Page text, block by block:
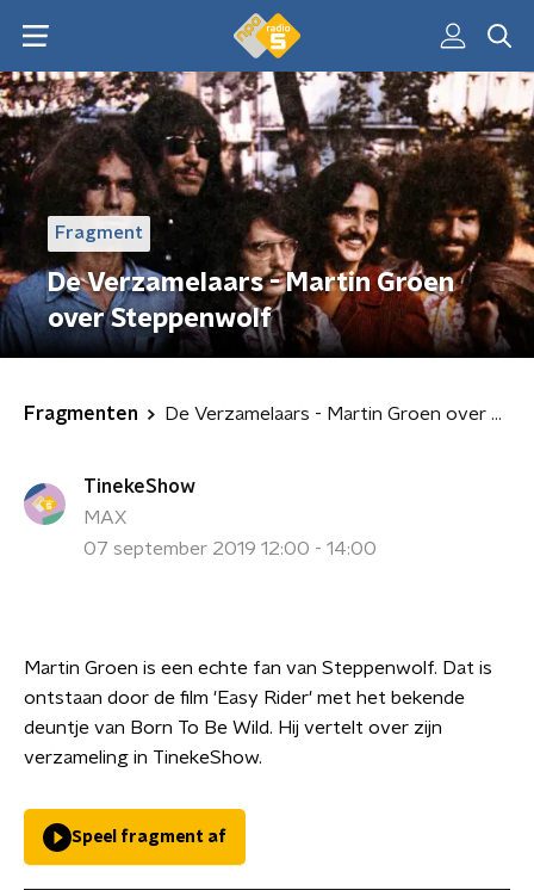
Fragment
De Verzamelaars - Martin Groen
over Steppenwolf
Fragmenten De Verzamelaars - Martin Groen over Steppenwolf
TinekeShow
MAX
07 september 2019 12:00 - 14:00
Martin Groen is een echte fan van Steppenwolf. Dat is
ontstaan door de film 'Easy Rider' met het bekende
deuntje van Born To Be Wild. Hij vertelt over zijn
verzameling in TinekeShow.
Speel fragment af